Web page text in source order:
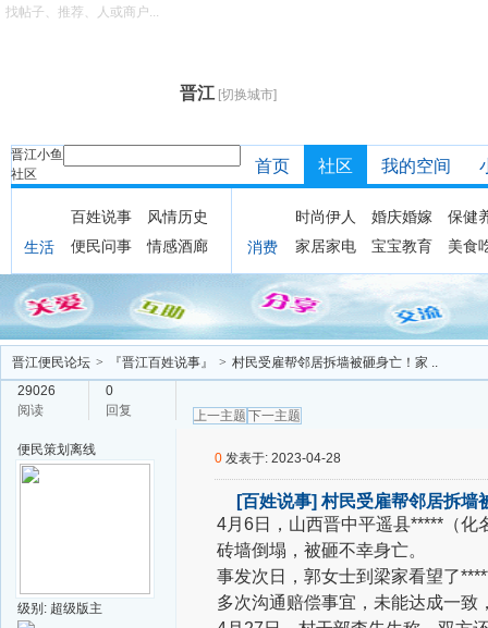
晋江 [切换城市]
晋江小鱼
社区
找帖子、推荐、人或商户...
首页 社区 我的空间
生活
百姓说事
风情历史
便民问事
情感酒廊 消费
时尚伊人 婚庆婚嫁
保健
家居家电
宝宝教育 美食
晋江便民论坛 > 『晋江百姓说事』 > 村民受雇帮邻居拆墙被砸身亡！家 ..
29026
阅读
0
回复
上一主题 下一主题
便民策划 离线
级别: 超级版主
0 发表于: 2023-04-28
[百姓说事] 村民受雇帮邻居拆墙
4月6日，山西晋中平遥县*****（
砖墙倒塌，被砸不幸身亡。
事发次日，郭女士到梁家看望了
多次沟通赔偿事宜，未能达成一致